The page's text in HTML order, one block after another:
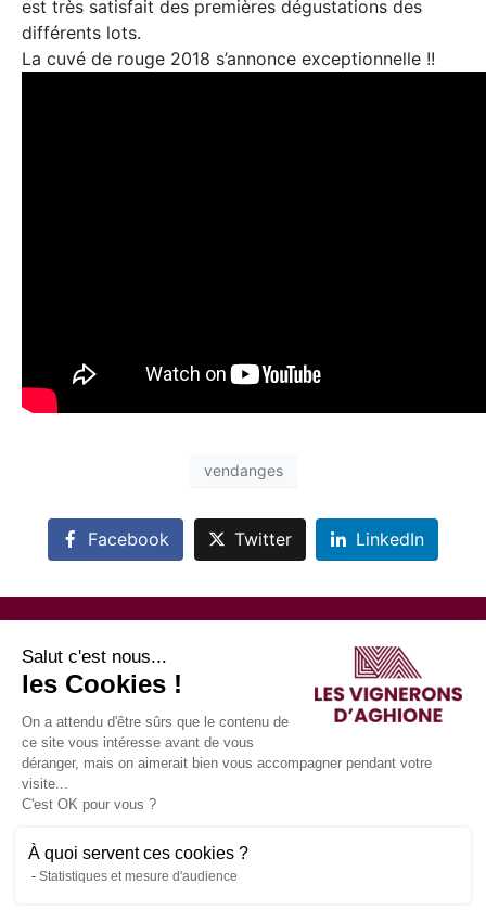
est très satisfait des premières dégustations des
différents lots.
La cuvé de rouge 2018 s’annonce exceptionnelle !!
vendanges
Facebook Twitter LinkedIn
Attention
L’abus d’alcool est dangereux pour la santé, à consommer avec
modération. La consommation de boissons alcoolisées
pendant la grossesse, même en faible quantité, peut avoir des
conséquences graves sur la santé de l’enfant.
Vendre ou offrir à des mineurs des boissons alcoolisées est
interdit.
Salut c'est nous...
les Cookies !
On a attendu d'être sûrs que le contenu de
ce site vous intéresse avant de vous
déranger, mais on aimerait bien vous accompagner pendant votre
visite...
C'est OK pour vous ?
À quoi servent ces cookies ?
Statistiques et mesure d'audience